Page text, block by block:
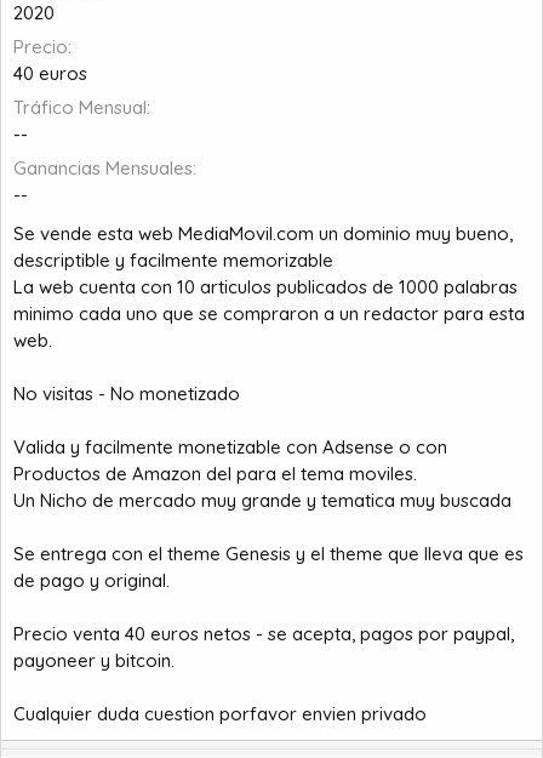
2020
Precio
40 euros
Tráfico Mensual
--
Ganancias Mensuales
--
Se vende esta web MediaMovil.com un dominio muy bueno,
descriptible y facilmente memorizable
La web cuenta con 10 articulos publicados de 1000 palabras
minimo cada uno que se compraron a un redactor para esta
web.
No visitas - No monetizado
Valida y facilmente monetizable con Adsense o con
Productos de Amazon del para el tema moviles.
Un Nicho de mercado muy grande y tematica muy buscada
Se entrega con el theme Genesis y el theme que lleva que es
de pago y original.
Precio venta 40 euros netos - se acepta, pagos por paypal,
payoneer y bitcoin.
Cualquier duda cuestion porfavor envien privado